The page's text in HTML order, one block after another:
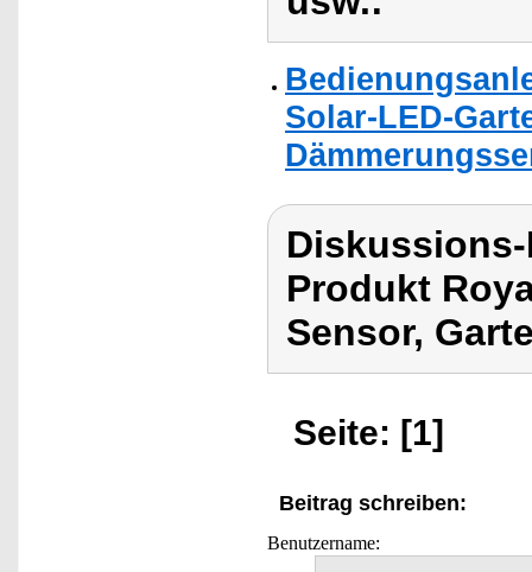
Solar-LED-
Produkt
Sensor,
Seite: [1]
Beitrag schreiben:
Benutzername: